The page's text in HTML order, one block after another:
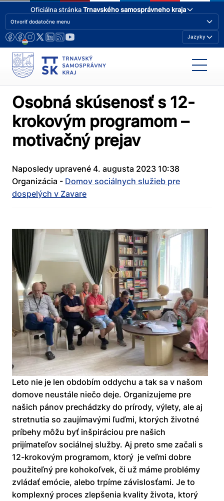
Oficiálna stránkaTrnavského samosprávneho kraja
Otvoriť dodatočne menu
Jazyky
Osobná skúsenosť s 12-
krokovým programom –
motivačný prejav
Naposledy upravené 4. augusta 2023 10:38
Organizácia - Domov sociálnych služieb pre
dospelých v Zavare
Leto nie je len obdobím oddychu a tak sa v našom
domove neustále niečo deje. Organizujeme pre
našich pánov prechádzky do prírody, výlety, ale aj
stretnutia so zaujímavými ľuďmi, ktorých životné
príbehy môžu byť inšpiráciou pre našich
prijímateľov sociálnej služby. Aj preto sme začali s
12-krokovým programom, ktorý je veľmi dobre
použiteľný pre kohokoľvek, či už máme problémy
zvládať emócie, alebo trpíme závislosťami. Je to
komplexný proces zlepšenia kvality života, ktorý